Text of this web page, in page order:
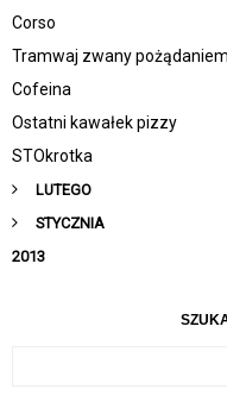
Corso
Tramwaj zwany pożądaniem
Cofeina
Ostatni kawałek pizzy
STOkrotka
LUTEGO
STYCZNIA
2013